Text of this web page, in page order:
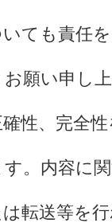
ても責任
お願い申し
性、完全
。内容に
転送等を